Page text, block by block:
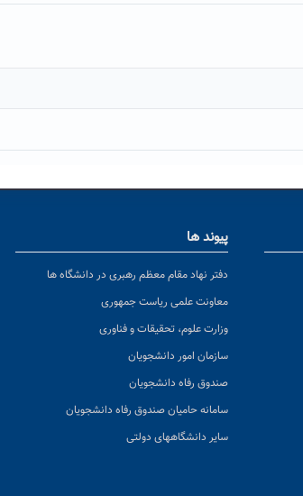
پیوند ها
دفتر نهاد مقام معظم رهبری در دانشگاه ها
معاونت علمی ریاست جمهوری
وزارت علوم، تحقیقات و فناوری
سازمان امور دانشجویان
صندوق رفاه دانشجویان
سامانه حامیان صندوق رفاه دانشجویان
سایر دانشگاههای دولتی